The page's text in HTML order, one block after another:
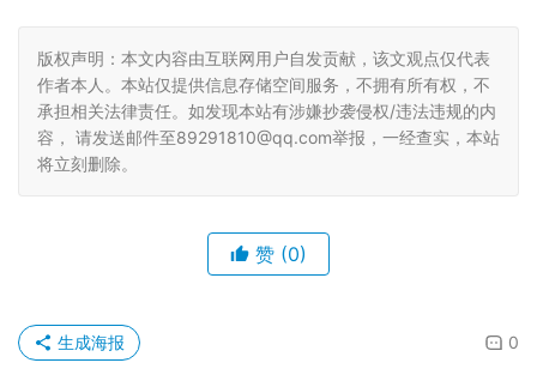
版权声明：本文内容由互联网用户自发贡献，该文观点仅代表
作者本人。本站仅提供信息存储空间服务，不拥有所有权，不
承担相关法律责任。如发现本站有涉嫌抄袭侵权/违法违规的内
容， 请发送邮件至89291810@qq.com举报，一经查实，本站
将立刻删除。
赞 (0)
0
生成海报